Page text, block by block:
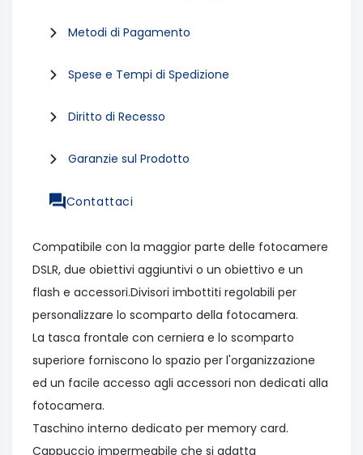
Metodi di Pagamento
Spese e Tempi di Spedizione
Diritto di Recesso
Garanzie sul Prodotto
Contattaci
Compatibile con la maggior parte delle fotocamere
DSLR, due obiettivi aggiuntivi o un obiettivo e un
flash e accessori.Divisori imbottiti regolabili per
personalizzare lo scomparto della fotocamera.
La tasca frontale con cerniera e lo scomparto
superiore forniscono lo spazio per l'organizzazione
ed un facile accesso agli accessori non dedicati alla
fotocamera.
Taschino interno dedicato per memory card.
Cappuccio impermeabile che si adatta